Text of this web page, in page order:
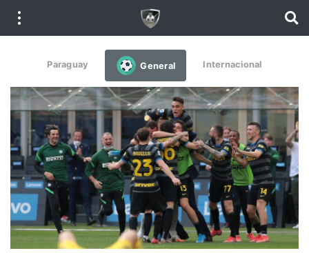
Paraguay General Internacional